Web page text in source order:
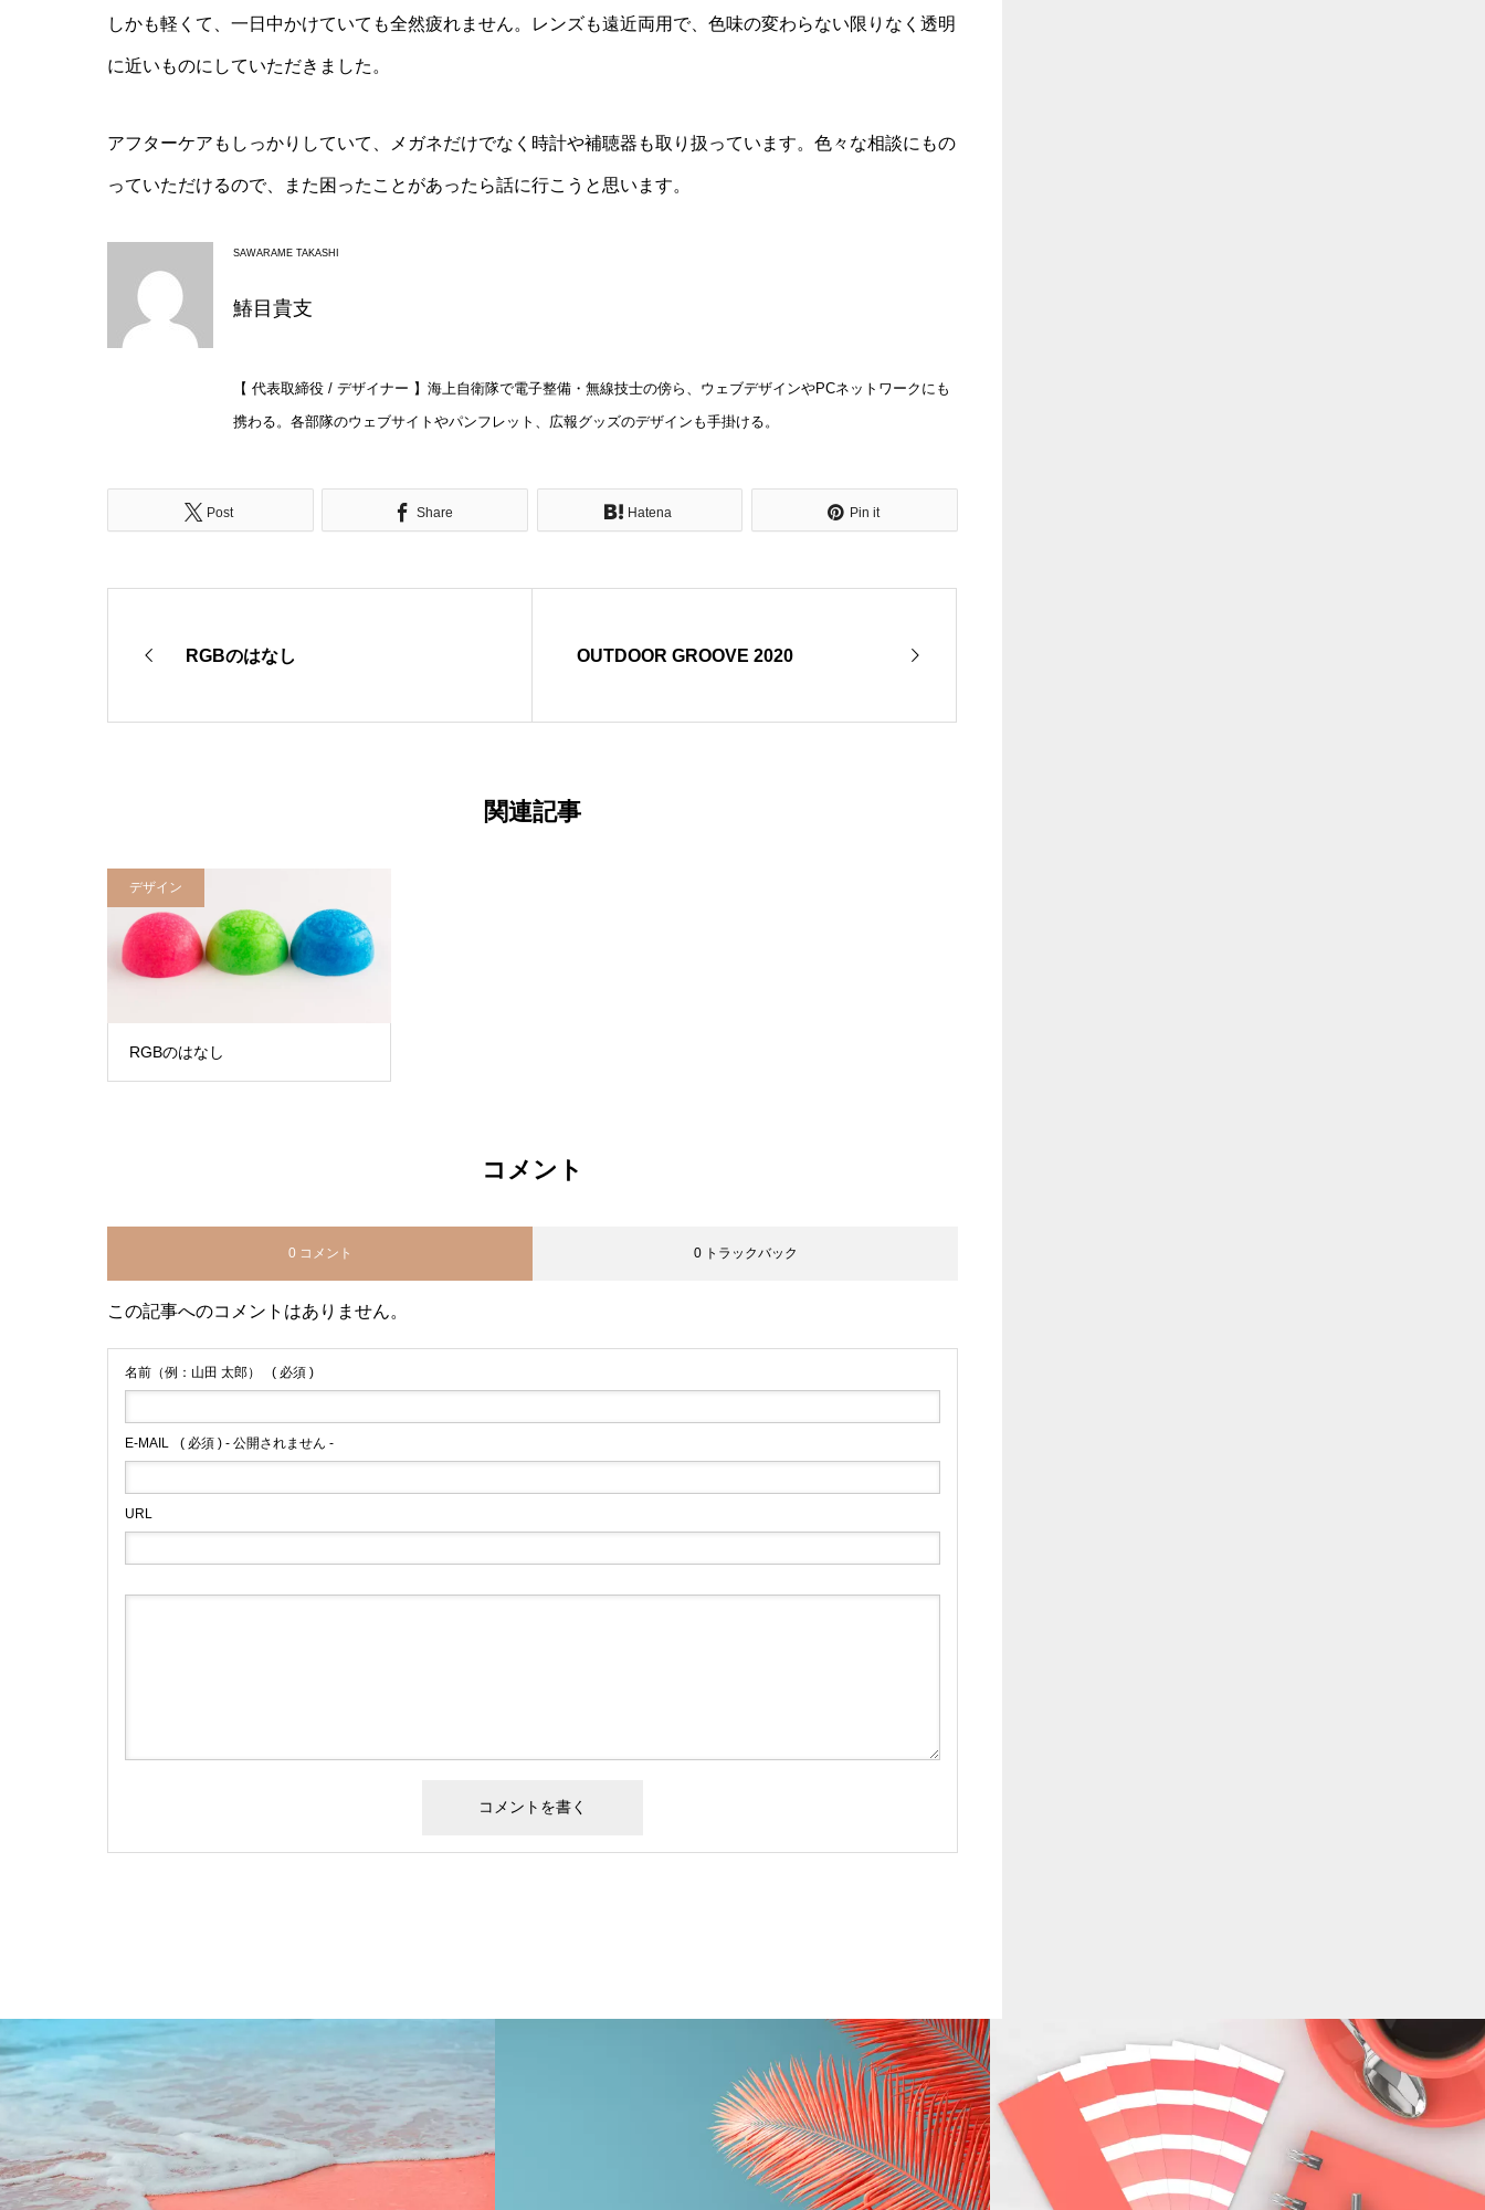
しかも軽くて、一日中かけていても全然疲れません。レンズも遠近両用で、色味の変わらない限りなく透明
に近いものにしていただきました。
アフターケアもしっかりしていて、メガネだけでなく時計や補聴器も取り扱っています。色々な相談にもの
っていただけるので、また困ったことがあったら話に行こうと思います。
SAWARAME TAKASHI
鰆目貴支
【 代表取締役 / デザイナー 】海上自衛隊で電子整備・無線技士の傍ら、ウェブデザインやPCネットワークにも
携わる。各部隊のウェブサイトやパンフレット、広報グッズのデザインも手掛ける。
Post Share Hatena Pin it
RGBのはなし OUTDOOR GROOVE 2020
関連記事
デザイン
RGBのはなし
コメント
0 コメント 0 トラックバック
この記事へのコメントはありません。
名前（例：山田 太郎） ( 必須 )
E-MAIL ( 必須 ) - 公開されません -
URL